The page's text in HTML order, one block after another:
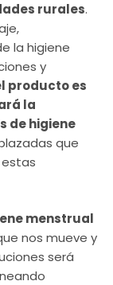
rurales.
la higiene
y
producto es
la
de higiene
que
menstrual
nos mueve y
será